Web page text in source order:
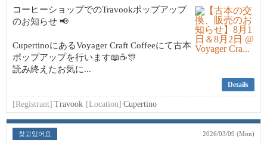
コーヒーショップでのTravookポップアップ
のお知らせ 📢
CupertinoにあるVoyager Craft Coffeeにて古本
ポップアップを行います📖☕🎊
読み終えたお気に...
Details
[Registrant] Travook [Location] Cupertino
찾고있어요 2026/03/09 (Mon)